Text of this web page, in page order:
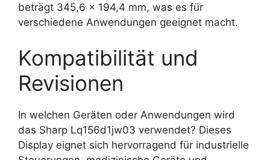
beträgt 345,6 x 194,4 mm, was es für
verschiedene Anwendungen geeignet macht.
Kompatibilität und
Revisionen
In welchen Geräten oder Anwendungen wird
das Sharp Lq156d1jw03 verwendet? Dieses
Display eignet sich hervorragend für industrielle